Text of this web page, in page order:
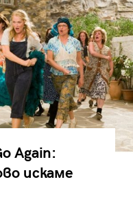
Again:
искаме